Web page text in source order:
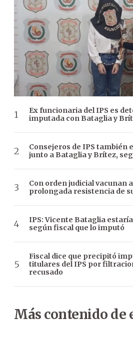
Ex funcionaria del IPS es
imputada con Bataglia y
Consejeros de IPS también
junto a Bataglia y Brítez,
Con orden judicial vacunan
prolongada resistencia de
IPS: Vicente Bataglia
según fiscal que lo imputó
Fiscal dice que precipitó
titulares del IPS por
recusado
Más contenido de